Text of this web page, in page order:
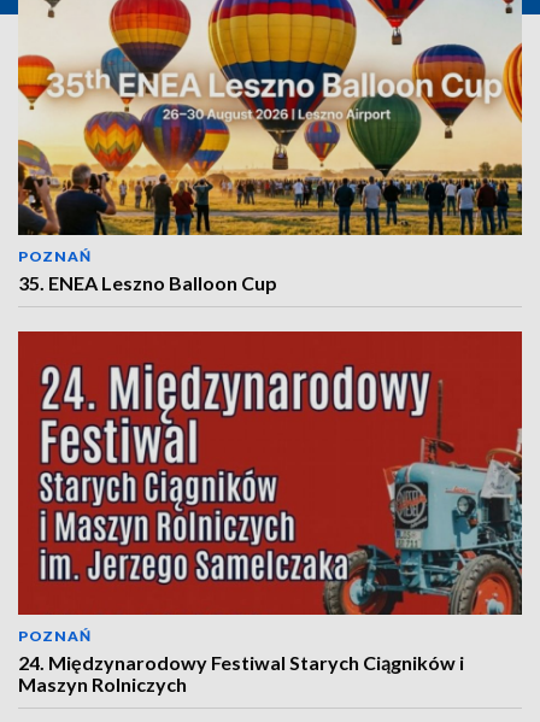
POZNAŃ
35. ENEA Leszno Balloon Cup
POZNAŃ
24. Międzynarodowy Festiwal Starych Ciągników i
Maszyn Rolniczych